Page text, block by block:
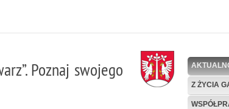
Poznaj swojego
Z ŻYCIA